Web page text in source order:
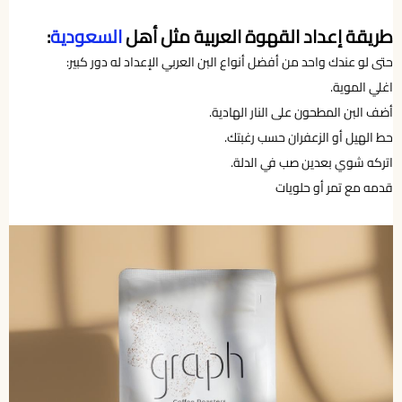
طريقة إعداد القهوة العربية مثل أهلالسعودية:
حتى لو عندك واحد من أفضل أنواع البن العربي الإعداد له دور كبير:
اغلي الموية.
أضف البن المطحون على النار الهادية.
حط الهيل أو الزعفران حسب رغبتك.
اتركه شوي بعدين صب في الدلة.
قدمه مع تمر أو حلويات